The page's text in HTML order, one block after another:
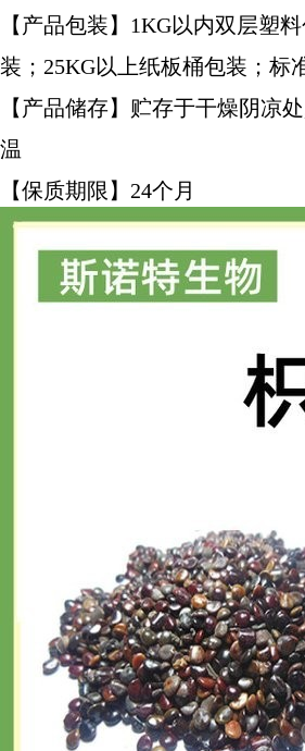
【产品包装】1KG以内双层塑
装；25KG以上纸板桶包装；标
【产品储存】贮存于干燥阴凉
温
【保质期限】24个月